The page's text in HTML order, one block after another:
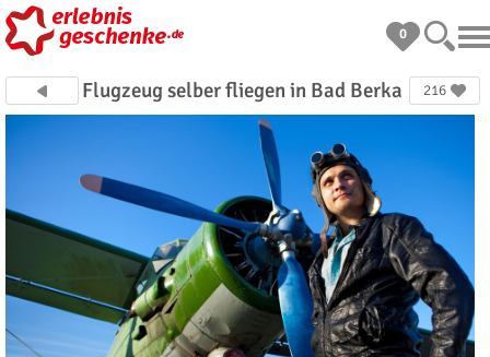
0
Flugzeug selber fliegen in Bad Berka 216